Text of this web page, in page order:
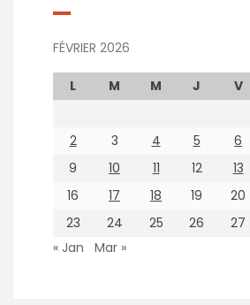
FÉVRIER 2026
L M M J V
2
3 4 5 6
9
10 11 12 13
16
17 18 19 20
23
24 25 26 27
« Jan
Mar »